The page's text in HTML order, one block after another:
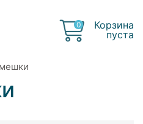
0
Корзина
пуста